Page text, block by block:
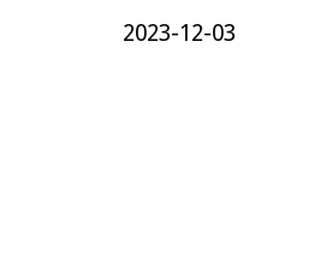
2023-12-03